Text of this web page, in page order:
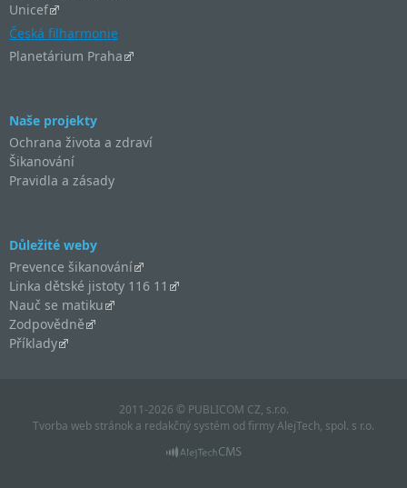
Unicef
Česká filharmonie
Planetárium Praha
Naše projekty
Ochrana života a zdraví
Šikanování
Pravidla a zásady
Důležité weby
Prevence šikanování
Linka dětské jistoty 116 11
Nauč se matiku
Zodpovědně
Příklady
2011-2026 © PUBLICOM CZ, s.r.o.
Tvorba web stránok a redakčný systém od firmyAlejTech, spol. s r.o.